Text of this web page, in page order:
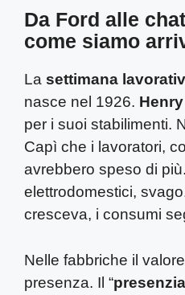
Da Ford alle
come siamo
La settimana
nasce nel 1926.
per i suoi stabilimenti.
Capì che i lavoratori,
avrebbero speso di
elettrodomestici,
cresceva, i consumi
Nelle fabbriche il
presenza. Il “